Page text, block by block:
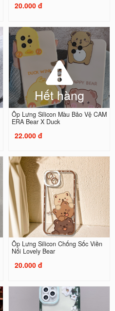
20.000 đ
Hết hàng
Ốp Lưng Silicon Màu Bảo Vệ CAM
ERA Bear X Duck
22.000 đ
Ốp Lưng Silicon Chống Sốc Viền
Nổi Lovely Bear
20.000 đ